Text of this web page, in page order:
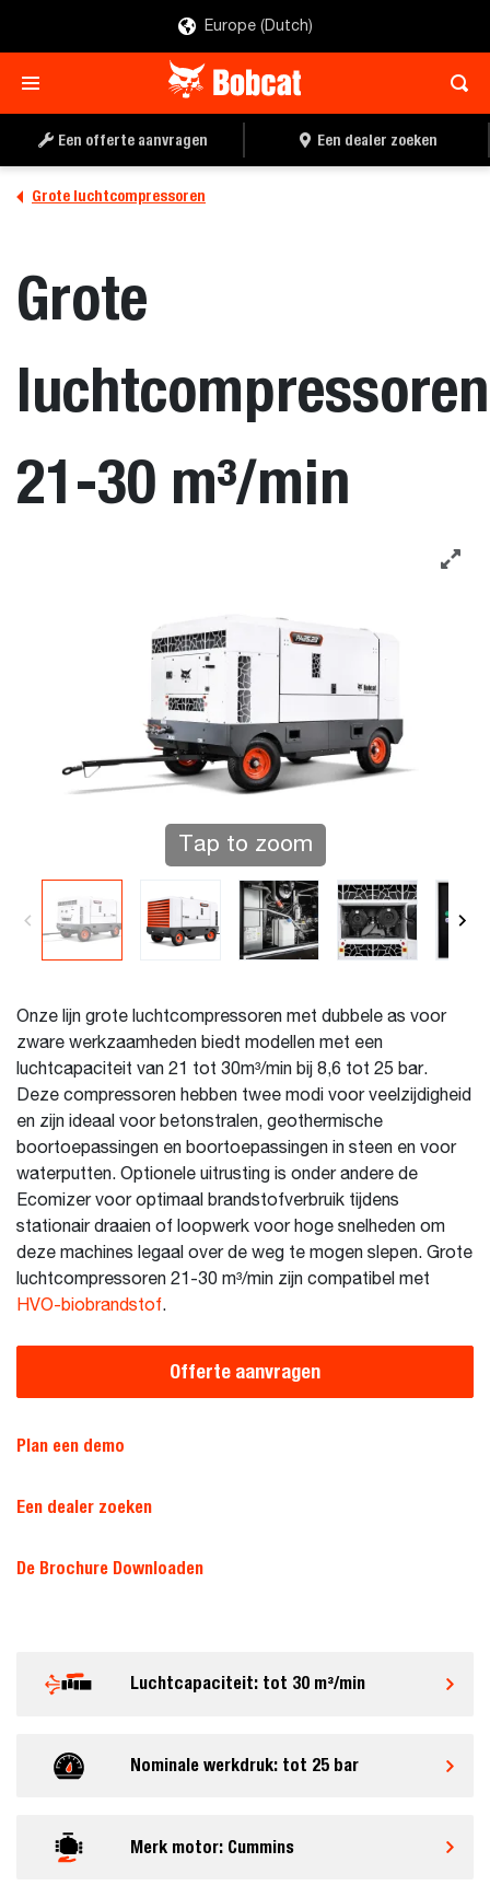
Europe (Dutch)
Een offerte aanvragen Een dealer zoeken
Grote luchtcompressoren
Grote
luchtcompressoren
21-30 m³/min
Tap to zoom
Onze lijn grote luchtcompressoren met dubbele as voor
zware werkzaamheden biedt modellen met een
luchtcapaciteit van 21 tot 30m³/min bij 8,6 tot 25 bar.
Deze compressoren hebben twee modi voor veelzijdigheid
en zijn ideaal voor betonstralen, geothermische
boortoepassingen en boortoepassingen in steen en voor
waterputten. Optionele uitrusting is onder andere de
Ecomizer voor optimaal brandstofverbruik tijdens
stationair draaien of loopwerk voor hoge snelheden om
deze machines legaal over de weg te mogen slepen. Grote
luchtcompressoren 21-30 m³/min zijn compatibel met
HVO-biobrandstof.
Offerte aanvragen
Plan een demo
Een dealer zoeken
De Brochure Downloaden
Luchtcapaciteit: tot 30 m³/min
Nominale werkdruk: tot 25 bar
Merk motor: Cummins